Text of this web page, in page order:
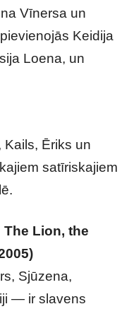
Vīnersa un
Keidija
Loena, un
Kails, Ēriks un
satīriskajiem
The Lion, the
Sjūzena,
— ir slavens